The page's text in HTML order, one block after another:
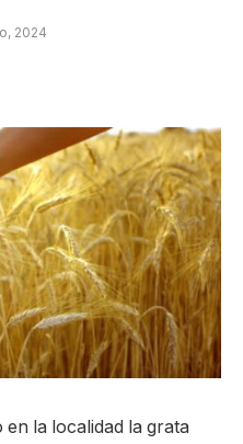
2024
la localidad la grata